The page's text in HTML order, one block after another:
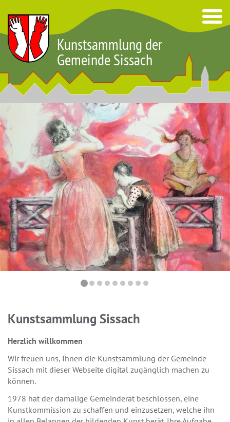
Kunstsammlung der
Gemeinde Sissach
1 2 3 4 5 6 7 8 9
Kunstsammlung Sissach
Herzlich willkommen
Wir freuen uns, Ihnen die Kunstsammlung der Gemeinde
Sissach mit dieser Webseite digital zugänglich machen zu
können.
1978 hat der damalige Gemeinderat beschlossen, eine
Kunstkommission zu schaffen und einzusetzen, welche ihn